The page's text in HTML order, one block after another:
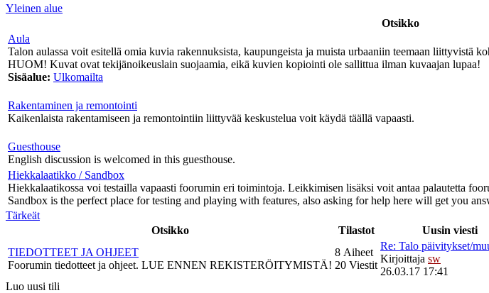
Yleinen alue
Otsikko
Aula
Talon aulassa voit esitellä omia kuvia rakennuksista, kaupungeista ja muista urbaaniin teemaan liittyvistä
HUOM! Kuvat ovat tekijänoikeuslain suojaamia, eikä kuvien kopiointi ole sallittua ilman kuvaajan lupaa!
Sisäalue: Ulkomailta
Rakentaminen ja remontointi
Kaikenlaista rakentamiseen ja remontointiin liittyvää keskustelua voit käydä täällä vapaasti.
Guesthouse
English discussion is welcomed in this guesthouse.
Hiekkalaatikko / Sandbox
Hiekkalaatikossa voi testailla vapaasti foorumin eri toimintoja. Leikkimisen lisäksi voit antaa palautetta
Sandbox is the perfect place for testing and playing with features, also asking for help here will get you
Tärkeät
Otsikko
Tilastot
Uusin viesti
TIEDOTTEET JA OHJEET
Foorumin tiedotteet ja ohjeet. LUE ENNEN REKISTERÖITYMISTÄ!
8 Aiheet
20 Viestit
Re: Talo päivitykset/
Kirjoittaja sw
26.03.17 17:41
Luo uusi tili